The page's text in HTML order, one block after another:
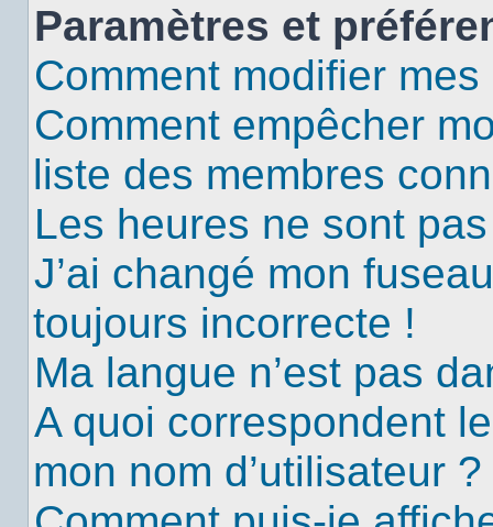
Paramètres et
Comment modifier
Comment empêcher
liste des membres
Les heures ne sont
J’ai changé mon
toujours incorrecte !
Ma langue n’est pas
A quoi correspondent
mon nom d’utilisateur ?